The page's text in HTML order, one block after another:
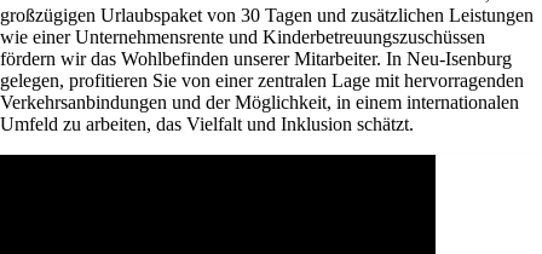
großzügigen Urlaubspaket von 30 Tagen und zusätzlichen Leistungen
wie einer Unternehmensrente und Kinderbetreuungszuschüssen
fördern wir das Wohlbefinden unserer Mitarbeiter. In Neu-Isenburg
gelegen, profitieren Sie von einer zentralen Lage mit hervorragenden
Verkehrsanbindungen und der Möglichkeit, in einem internationalen
Umfeld zu arbeiten, das Vielfalt und Inklusion schätzt.